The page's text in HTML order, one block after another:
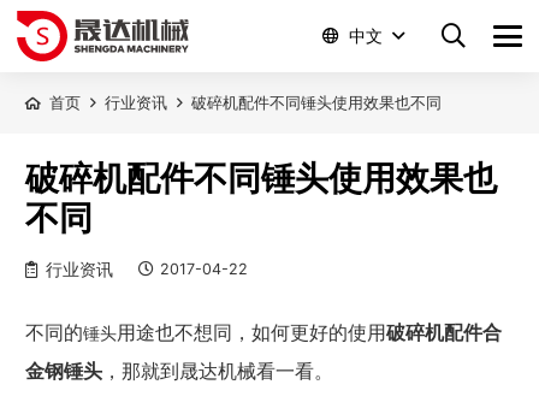
中文
首页 行业资讯 破碎机配件不同锤头使用效果也不同
破碎机配件不同锤头使用效果也
不同
行业资讯 2017-04-22
不同的锤头用途也不想同，如何更好的使用破碎机配件合
金钢锤头 ，那就到晟达机械看一看。